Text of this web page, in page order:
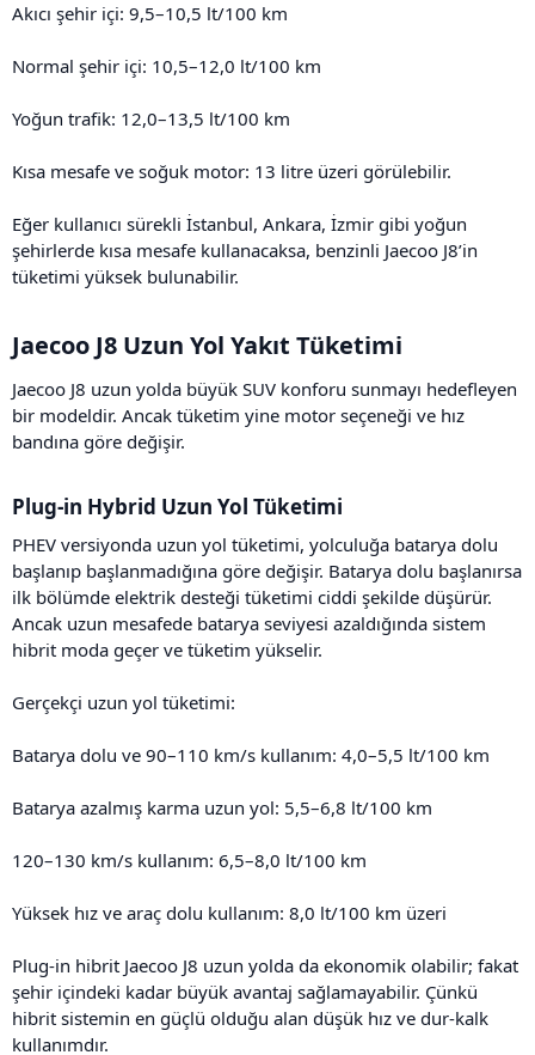
Akıcı şehir içi: 9,5–10,5 lt/100 km
Normal şehir içi: 10,5–12,0 lt/100 km
Yoğun trafik: 12,0–13,5 lt/100 km
Kısa mesafe ve soğuk motor: 13 litre üzeri görülebilir.
Eğer kullanıcı sürekli İstanbul, Ankara, İzmir gibi yoğun
şehirlerde kısa mesafe kullanacaksa, benzinli Jaecoo J8’in
tüketimi yüksek bulunabilir.
Jaecoo J8 Uzun Yol Yakıt Tüketimi​
Jaecoo J8 uzun yolda büyük SUV konforu sunmayı hedefleyen
bir modeldir. Ancak tüketim yine motor seçeneği ve hız
bandına göre değişir.
Plug-in Hybrid Uzun Yol Tüketimi​
PHEV versiyonda uzun yol tüketimi, yolculuğa batarya dolu
başlanıp başlanmadığına göre değişir. Batarya dolu başlanırsa
ilk bölümde elektrik desteği tüketimi ciddi şekilde düşürür.
Ancak uzun mesafede batarya seviyesi azaldığında sistem
hibrit moda geçer ve tüketim yükselir.
Gerçekçi uzun yol tüketimi:
Batarya dolu ve 90–110 km/s kullanım: 4,0–5,5 lt/100 km
Batarya azalmış karma uzun yol: 5,5–6,8 lt/100 km
120–130 km/s kullanım: 6,5–8,0 lt/100 km
Yüksek hız ve araç dolu kullanım: 8,0 lt/100 km üzeri
Plug-in hibrit Jaecoo J8 uzun yolda da ekonomik olabilir; fakat
şehir içindeki kadar büyük avantaj sağlamayabilir. Çünkü
hibrit sistemin en güçlü olduğu alan düşük hız ve dur-kalk
kullanımdır.